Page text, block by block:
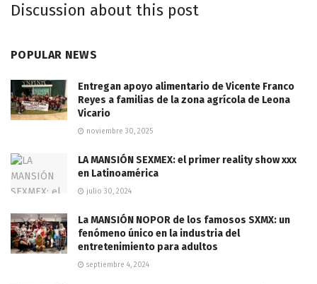
Discussion about this post
POPULAR NEWS
Entregan apoyo alimentario de Vicente Franco
Reyes a familias de la zona agrícola de Leona
Vicario
noviembre 30, 2025
LA MANSIÓN SEXMEX: el primer reality show xxx
en Latinoamérica
julio 30, 2024
La MANSIÓN NOPOR de los famosos SXMX: un
fenómeno único en la industria del
entretenimiento para adultos
septiembre 4, 2024